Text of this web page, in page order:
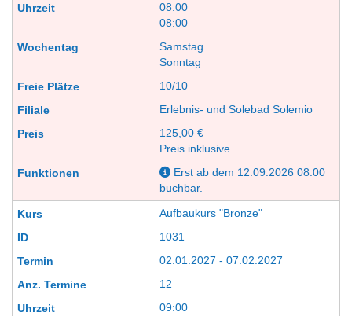
08:00
08:00
Samstag
Sonntag
10/10
Erlebnis- und Solebad Solemio
125,00 €
Preis inklusive...
Erst ab dem 12.09.2026 08:00
buchbar.
Aufbaukurs "Bronze"
1031
02.01.2027 - 07.02.2027
12
09:00